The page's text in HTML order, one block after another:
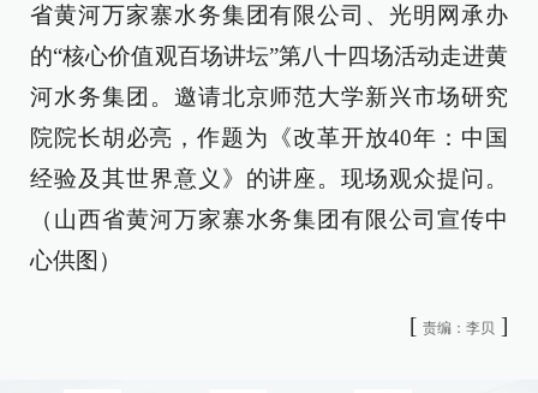
省黄河万家寨水务集团有限公司、光明网承办
的“核心价值观百场讲坛”第八十四场活动走进黄
河水务集团。邀请北京师范大学新兴市场研究
院院长胡必亮，作题为《改革开放40年：中国
经验及其世界意义》的讲座。现场观众提问。
（山西省黄河万家寨水务集团有限公司宣传中
心供图）
[ 责编：李贝 ]